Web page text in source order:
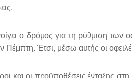
ο δρόμος για τη ρύθμιση των
Πέμπτη. Έτσι, μέσω αυτής οι
και οι προϋποθέσεις ένταξης